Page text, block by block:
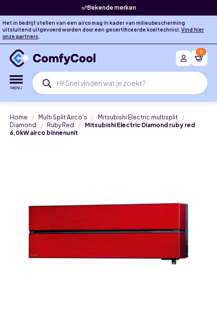
Bekende merken
Het in bedrijf stellen van een airco mag in kader van milieubescherming
uitsluitend uitgevoerd worden door een gecertificeerde koeltechnici. Vind hier
onze partners.
Producten
zoeken
0
Home Multi Split Airco's
Mitsubishi Electric multisplit
Diamond
Ruby Red
Mitsubishi Electric Diamond ruby red
6,0kW airco binnenunit